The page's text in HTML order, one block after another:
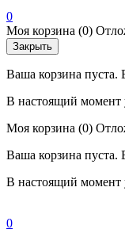
0
Моя корзина (0)
Закрыть
Ваша корзина пуста.
В настоящий момент
Моя корзина (0)
Ваша корзина пуста.
В настоящий момент
0